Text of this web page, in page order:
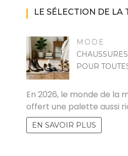
LE SÉLECTION DE LA
MODE
POUR
En 2026, le monde de la
offert une palette aussi
EN SAVOIR PLUS